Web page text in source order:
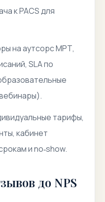
к PACS для
на аутсорс МРТ,
SLA по
тарифы,
кабинет
и no‑show.
до NPS